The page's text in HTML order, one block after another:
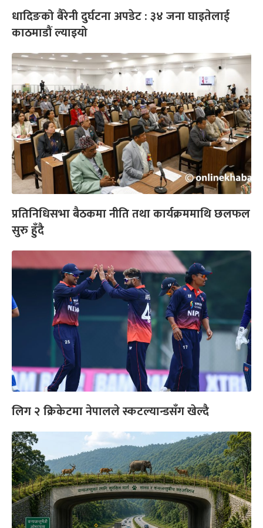
धादिङको बैरेनी दुर्घटना अपडेट : ३४ जना घाइतेलाई
काठमाडौं ल्याइयो
प्रतिनिधिसभा बैठकमा नीति तथा कार्यक्रममाथि छलफल
सुरु हुँदै
लिग २ क्रिकेटमा नेपालले स्कटल्यान्डसँग खेल्दै